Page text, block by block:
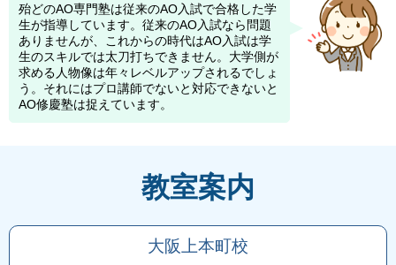
殆どのAO専門塾は従来のAO入試で合格した学
生が指導しています。従来のAO入試なら問題
ありませんが、これからの時代はAO入試は学
生のスキルでは太刀打ちできません。大学側が
求める人物像は年々レベルアップされるでしょ
う。それにはプロ講師でないと対応できないと
AO修慶塾は捉えています。
教室案内
大阪上本町校